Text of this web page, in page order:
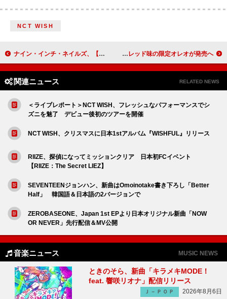
NCT WISH
ナイン・インチ・ネイルズ、【Peel It Back Tour】北米＆ヨーロッパ日程発表 ポスト・マローン、塩キャラメル＆ショートブレッド味の限定オレオが発売へ
関連ニュース RELATED NEWS
＜ライブレポート＞NCT WISH、フレッシュなパフォーマンスでシ
ズニを魅了 デビュー後初のツアーを開催
NCT WISH、クリスマスに日本1stアルバム『WISHFUL』リリース
RIIZE、探偵になってミッションクリア 日本初FCイベント
【RIIZE：The Secret LIEZ】
SEVENTEENジョンハン、新曲はOmoinotake書き下ろし「Better
Half」 韓国語＆日本語の2バージョンで
ZEROBASEONE、Japan 1st EPより日本オリジナル新曲「NOW
OR NEVER」先行配信＆MV公開
音楽ニュース MUSIC NEWS
ときのそら、新曲「キラメキMODE！
feat. 響咲リオナ」配信リリース
Ｊ－ＰＯＰ
2026年8月6日